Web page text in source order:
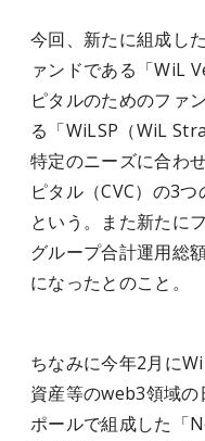
今回、新たに組成し
ァンドである「WiL
ピタルのためのファ
る「WiLSP（WiL
特定のニーズに合わ
ピタル（CVC）の3
という。また新たに
グループ合計運用総
になったとのこと。
ちなみに今年2月に
資産等のweb3領域
ポールで組成した「